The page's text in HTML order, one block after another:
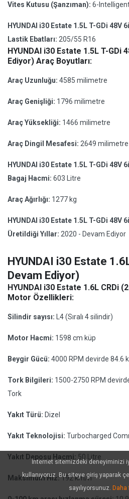
Vites Kutusu (Şanzıman): 6-
HYUNDAI i30 Estate 1.5L T-GDi 48V
Lastik Ebatları: 205/55 R16
HYUNDAI i30 Estate 1.5L T-GDi
Ediyor) Araç Boyutları:
Araç Uzunluğu: 4585 milimetre
Araç Genişliği: 1796 milimetre
Araç Yüksekliği: 1466 milimetre
Araç Dingil Mesafesi: 2649 milimetre
HYUNDAI i30 Estate 1.5L T-GDi 48V
Bagaj Hacmi: 603 Litre
Araç Ağırlığı: 1277 kg
HYUNDAI i30 Estate 1.5L T-GDi 48V
Üretildiği Yıllar: 2020 - Devam Ediyor
HYUNDAI i30 Estate
Devam Ediyor)
HYUNDAI i30 Estate 1.6L CRDi
Motor Özellikleri:
Silindir sayısı: L4 (Sıralı 4 silindir)
Motor Hacmi: 1598 cm küp
Beygir Gücü: 4000 RPM devirde 84.6
Tork Bilgileri: 1500-2750 RPM
Tork
Yakıt Türü: Dizel
Yakıt Teknolojisi: Turbocharged
Yakıt Deposu Hacmi: 50 Litre
Maksimum Hız:192 km/h
İnternet sitemizdeki deneyiminizi
kullanıyoruz. Bu siteye giriş yaparak
sayılıyorsunuz.